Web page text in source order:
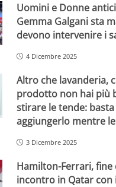
Uomini e Donne
Gemma Galgani sta
devono intervenire i
4 Dicembre 2025
Altro che lavanderia,
prodotto non hai più
stirare le tende: basta
aggiungerlo mentre
3 Dicembre 2025
Hamilton-Ferrari, fine
incontro in Qatar